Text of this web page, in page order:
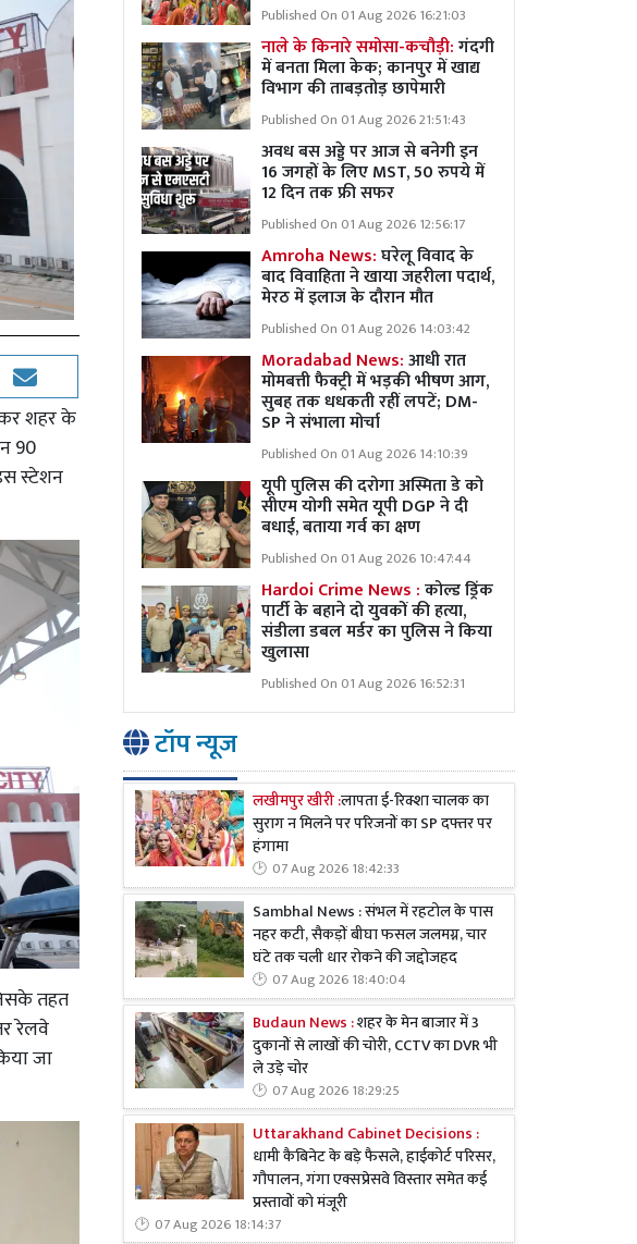
शहर के
90
स्टेशन
तहत
रेलवे
जा
Published On 01 Aug 2026 16:21:03
नाले के किनारे समोसा-कचौड़ी:गंदगी
में बनता मिला केक; कानपुर में खाद्य
विभाग की ताबड़तोड़ छापेमारी
Published On 01 Aug 2026 21:51:43
अवध बस अड्डे पर आज से बनेगी इन
16 जगहों के लिए MST, 50 रुपये में
12 दिन तक फ्री सफर
Published On 01 Aug 2026 12:56:17
Amroha News:घरेलू विवाद के
बाद विवाहिता ने खाया जहरीला पदार्थ,
मेरठ में इलाज के दौरान मौत
Published On 01 Aug 2026 14:03:42
Moradabad News:आधी रात
मोमबत्ती फैक्ट्री में भड़की भीषण आग,
सुबह तक धधकती रहीं लपटें; DM-
SP ने संभाला मोर्चा
Published On 01 Aug 2026 14:10:39
यूपी पुलिस की दरोगा अस्मिता डे को
सीएम योगी समेत यूपी DGP ने दी
बधाई, बताया गर्व का क्षण
Published On 01 Aug 2026 10:47:44
Hardoi Crime News :कोल्ड ड्रिंक
पार्टी के बहाने दो युवकों की हत्या,
संडीला डबल मर्डर का पुलिस ने किया
खुलासा
Published On 01 Aug 2026 16:52:31
टॉप न्यूज
लखीमपुर खीरी :लापता ई-रिक्शा चालक का
सुराग न मिलने पर परिजनों का SP दफ्तर पर
हंगामा
07 Aug 2026 18:42:33
Sambhal News : संभल में रहटोल के पास
नहर कटी, सैकड़ों बीघा फसल जलमग्न, चार
घंटे तक चली धार रोकने की जद्दोजहद
07 Aug 2026 18:40:04
Budaun News :शहर के मेन बाजार में 3
दुकानों से लाखों की चोरी, CCTV का DVR भी
ले उड़े चोर
07 Aug 2026 18:29:25
Uttarakhand Cabinet Decisions :
धामी कैबिनेट के बड़े फैसले, हाईकोर्ट परिसर,
गौपालन, गंगा एक्सप्रेसवे विस्तार समेत कई
प्रस्तावों को मंजूरी
07 Aug 2026 18:14:37